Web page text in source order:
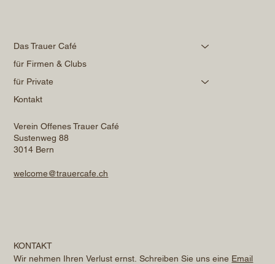
Das Trauer Café
für Firmen & Clubs
für Private
Kontakt
Verein Offenes Trauer Café
Sustenweg 88
3014 Bern
welcome@trauercafe.ch
KONTAKT
Wir nehmen Ihren Verlust ernst. Schreiben Sie uns eine Email